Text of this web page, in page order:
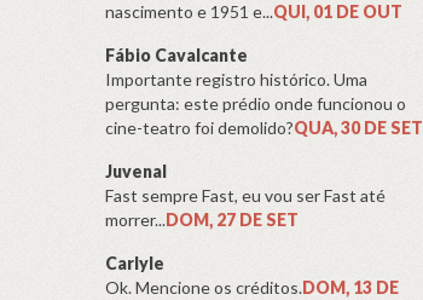
nascimento e 1951 e...QUI, 01 DE OUT
Fábio Cavalcante
Importante registro histórico. Uma
pergunta: este prédio onde funcionou o
cine-teatro foi demolido?QUA, 30 DE SET
Juvenal
Fast sempre Fast, eu vou ser Fast até
morrer...DOM, 27 DE SET
Carlyle
Ok. Mencione os créditos.DOM, 13 DE